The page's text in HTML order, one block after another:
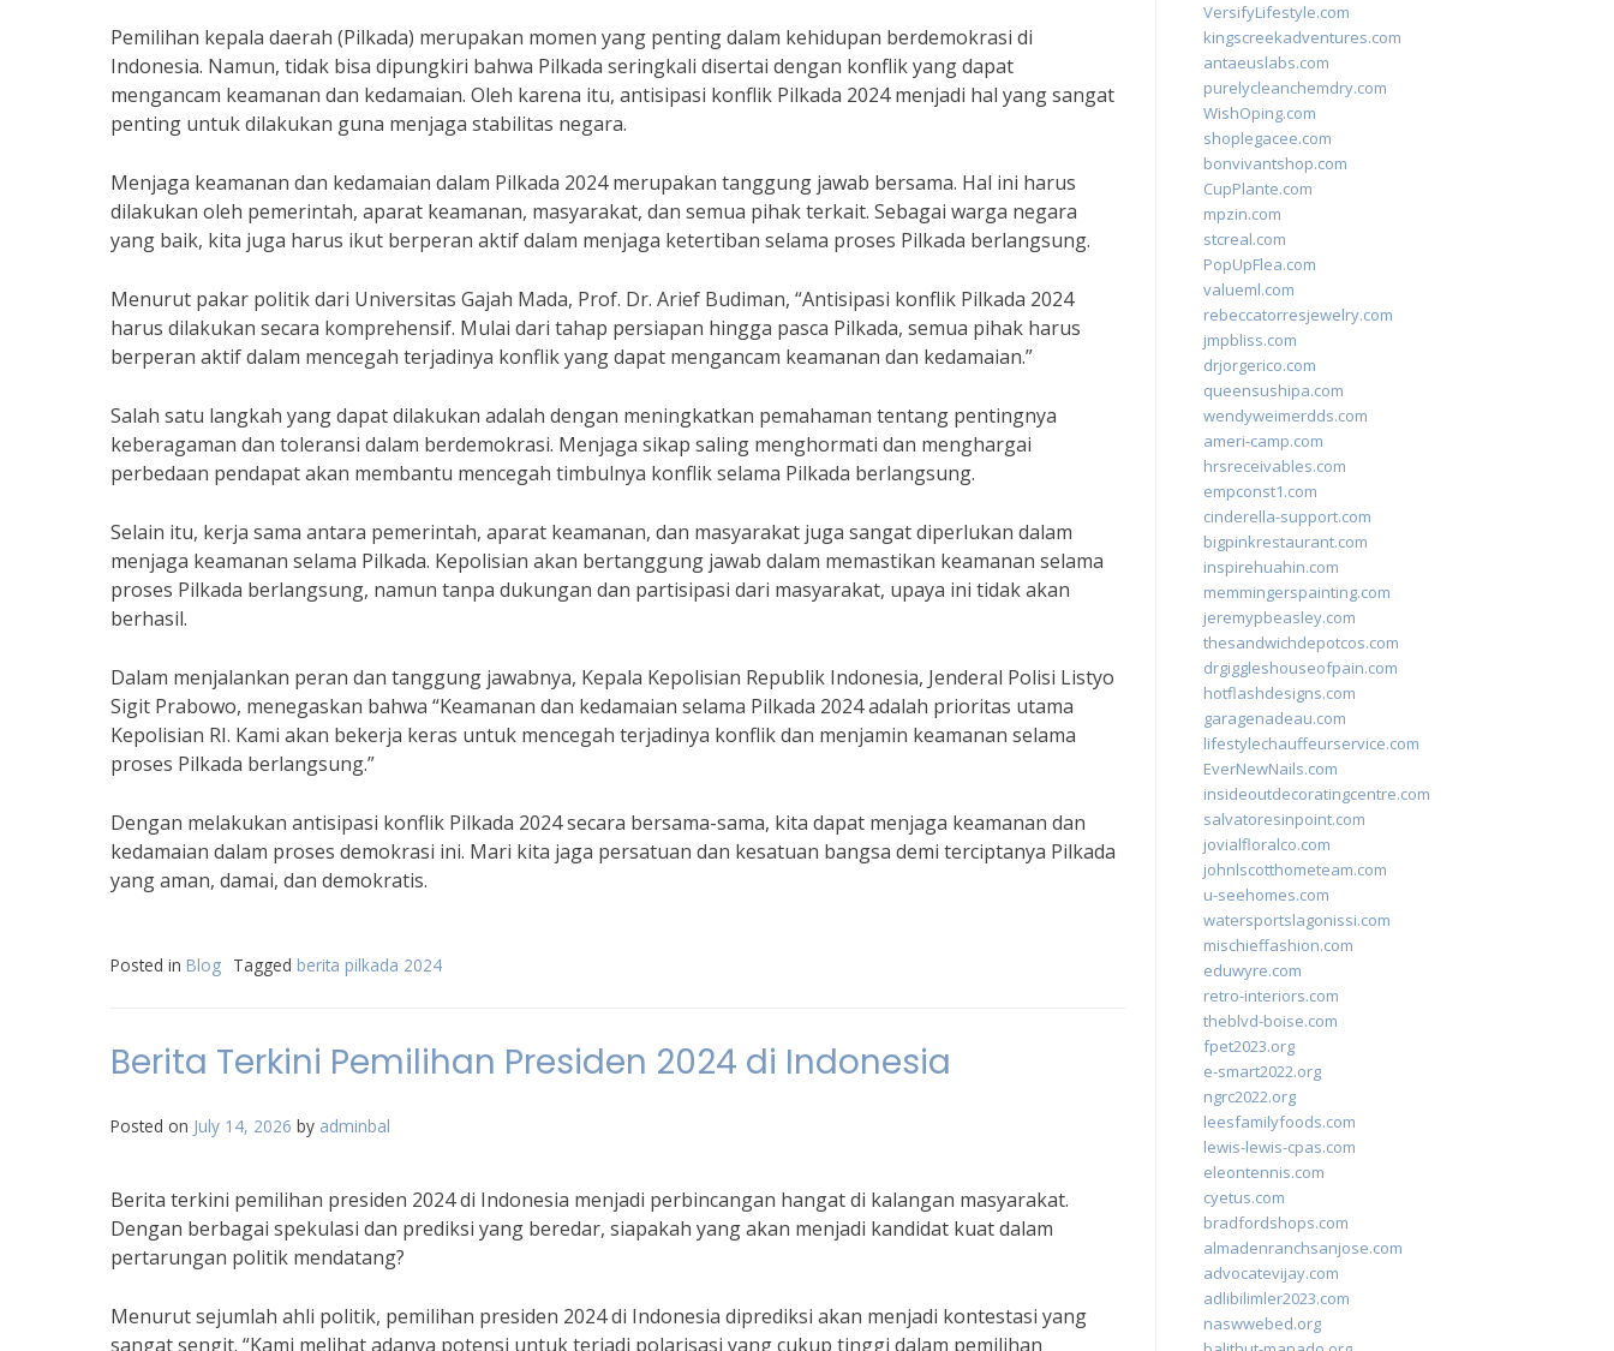
Pemilihan kepala daerah (Pilkada) merupakan momen yang penting dalam kehidupan berdemokrasi di
Indonesia. Namun, tidak bisa dipungkiri bahwa Pilkada seringkali disertai dengan konflik yang dapat
mengancam keamanan dan kedamaian. Oleh karena itu, antisipasi konflik Pilkada 2024 menjadi hal yang sangat
penting untuk dilakukan guna menjaga stabilitas negara.
Menjaga keamanan dan kedamaian dalam Pilkada 2024 merupakan tanggung jawab bersama. Hal ini harus
dilakukan oleh pemerintah, aparat keamanan, masyarakat, dan semua pihak terkait. Sebagai warga negara
yang baik, kita juga harus ikut berperan aktif dalam menjaga ketertiban selama proses Pilkada berlangsung.
Menurut pakar politik dari Universitas Gajah Mada, Prof. Dr. Arief Budiman, “Antisipasi konflik Pilkada 2024
harus dilakukan secara komprehensif. Mulai dari tahap persiapan hingga pasca Pilkada, semua pihak harus
berperan aktif dalam mencegah terjadinya konflik yang dapat mengancam keamanan dan kedamaian.”
Salah satu langkah yang dapat dilakukan adalah dengan meningkatkan pemahaman tentang pentingnya
keberagaman dan toleransi dalam berdemokrasi. Menjaga sikap saling menghormati dan menghargai
perbedaan pendapat akan membantu mencegah timbulnya konflik selama Pilkada berlangsung.
Selain itu, kerja sama antara pemerintah, aparat keamanan, dan masyarakat juga sangat diperlukan dalam
menjaga keamanan selama Pilkada. Kepolisian akan bertanggung jawab dalam memastikan keamanan selama
proses Pilkada berlangsung, namun tanpa dukungan dan partisipasi dari masyarakat, upaya ini tidak akan
berhasil.
Dalam menjalankan peran dan tanggung jawabnya, Kepala Kepolisian Republik Indonesia, Jenderal Polisi Listyo
Sigit Prabowo, menegaskan bahwa “Keamanan dan kedamaian selama Pilkada 2024 adalah prioritas utama
Kepolisian RI. Kami akan bekerja keras untuk mencegah terjadinya konflik dan menjamin keamanan selama
proses Pilkada berlangsung.”
Dengan melakukan antisipasi konflik Pilkada 2024 secara bersama-sama, kita dapat menjaga keamanan dan
kedamaian dalam proses demokrasi ini. Mari kita jaga persatuan dan kesatuan bangsa demi terciptanya Pilkada
yang aman, damai, dan demokratis.
Posted in Blog Tagged berita pilkada 2024
Berita Terkini Pemilihan Presiden 2024 di Indonesia
Posted on July 14, 2026 by adminbal
Berita terkini pemilihan presiden 2024 di Indonesia menjadi perbincangan hangat di kalangan masyarakat.
Dengan berbagai spekulasi dan prediksi yang beredar, siapakah yang akan menjadi kandidat kuat dalam
pertarungan politik mendatang?
Menurut sejumlah ahli politik, pemilihan presiden 2024 di Indonesia diprediksi akan menjadi kontestasi yang
sangat sengit. “Kami melihat adanya potensi untuk terjadi polarisasi yang cukup tinggi dalam pemilihan
VersifyLifestyle.com
kingscreekadventures.com
antaeuslabs.com
purelycleanchemdry.com
WishOping.com
shoplegacee.com
bonvivantshop.com
CupPlante.com
mpzin.com
stcreal.com
PopUpFlea.com
valueml.com
rebeccatorresjewelry.com
jmpbliss.com
drjorgerico.com
queensushipa.com
wendyweimerdds.com
ameri-camp.com
hrsreceivables.com
empconst1.com
cinderella-support.com
bigpinkrestaurant.com
inspirehuahin.com
memmingerspainting.com
jeremypbeasley.com
thesandwichdepotcos.com
drgiggleshouseofpain.com
hotflashdesigns.com
garagenadeau.com
lifestylechauffeurservice.com
EverNewNails.com
insideoutdecoratingcentre.com
salvatoresinpoint.com
jovialfloralco.com
johnlscotthometeam.com
u-seehomes.com
watersportslagonissi.com
mischieffashion.com
eduwyre.com
retro-interiors.com
theblvd-boise.com
fpet2023.org
e-smart2022.org
ngrc2022.org
leesfamilyfoods.com
lewis-lewis-cpas.com
eleontennis.com
cyetus.com
bradfordshops.com
almadenranchsanjose.com
advocatevijay.com
adlibilimler2023.com
naswwebed.org